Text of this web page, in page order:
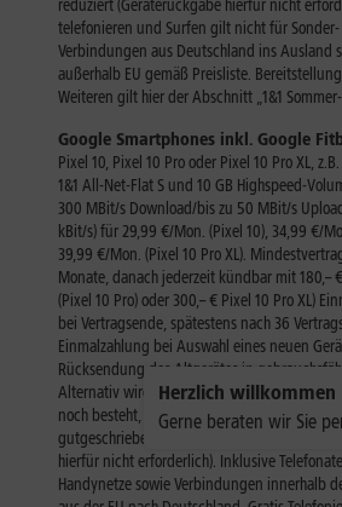
Herzlich willkommen
Gerne beraten wir Sie